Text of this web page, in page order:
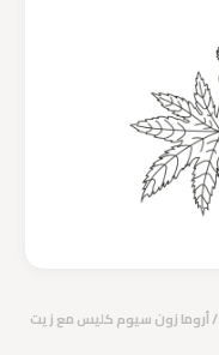
/ أروما زون سيوم كليس مع زيت